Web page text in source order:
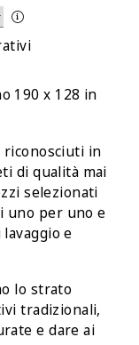
190 x 128 in
in
di qualità mai
selezionati
uno per uno e
e
lo strato
tradizionali,
e dare ai